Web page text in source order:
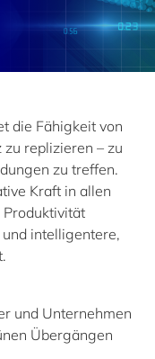
die Fähigkeit von
replizieren – zu
zu treffen.
Kraft in allen
und intelligentere,
und Unternehmen
Übergängen